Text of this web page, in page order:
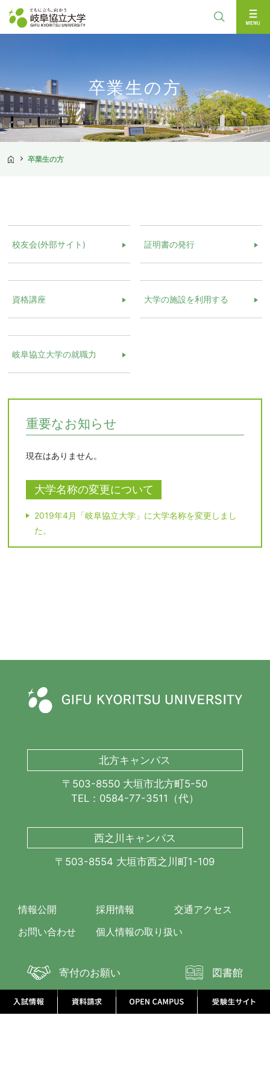
卒業生の方
卒業生の方
校友会(外部サイト) 証明書の発行
資格講座 大学の施設を利用する
岐阜協立大学の就職力
重要なお知らせ
現在はありません。
大学名称の変更について
2019年4月「岐阜協立大学」に大学名称を変更しまし
た。
北方キャンパス
〒503-8550 大垣市北方町5-50
TEL：0584-77-3511（代）
西之川キャンパス
〒503-8554 大垣市西之川町1-109
情報公開 採用情報
交通アクセス
お問い合わせ
個人情報の取り扱い
寄付のお願い 図書館
資料請求